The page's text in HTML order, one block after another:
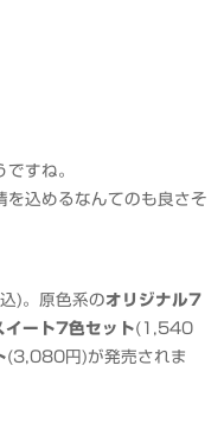
すね。
を込めるなんてのも良さそ
)。原色系のオリジナル7
イート7色セット(1,540
(3,080円)が発売されま